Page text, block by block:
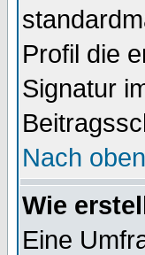
Profil die
Signatur
Nach oben
Wie
Eine